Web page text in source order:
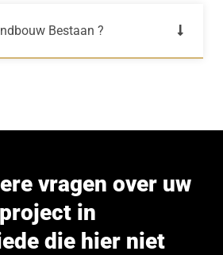
Bestaan ?
vragen over uw
in
die hier niet